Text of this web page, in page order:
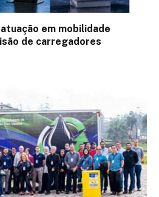
em mobilidade
de carregadores